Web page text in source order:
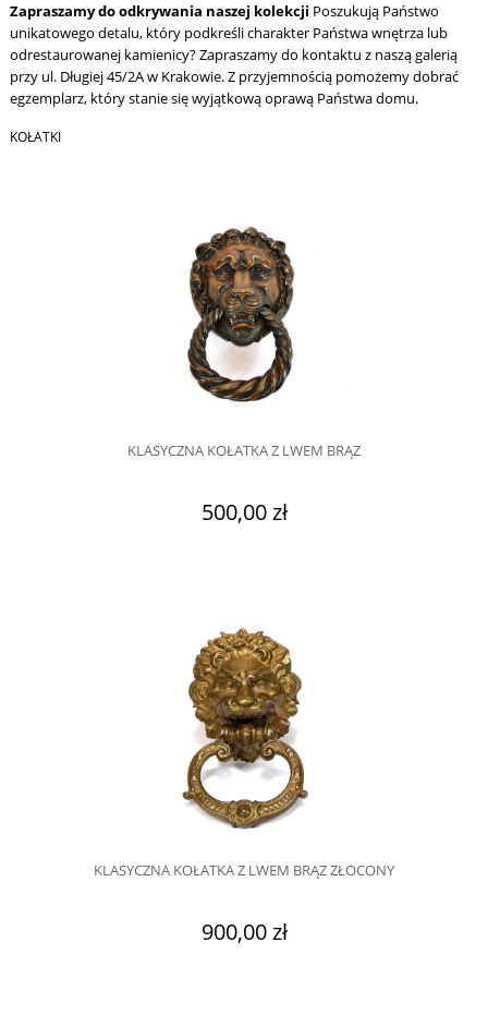
Zapraszamy do odkrywania naszej kolekcji Poszukują Państwo
unikatowego detalu, który podkreśli charakter Państwa wnętrza lub
odrestaurowanej kamienicy? Zapraszamy do kontaktu z naszą galerią
przy ul. Długiej 45/2A w Krakowie. Z przyjemnością pomożemy dobrać
egzemplarz, który stanie się wyjątkową oprawą Państwa domu.
KOŁATKI
KLASYCZNA KOŁATKA Z LWEM BRĄZ
500,00 zł
KLASYCZNA KOŁATKA Z LWEM BRĄZ ZŁOCONY
900,00 zł